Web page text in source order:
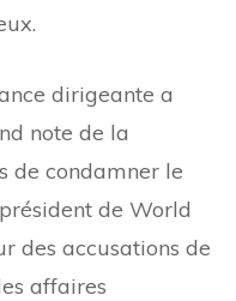
dirigeante a
note de la
de condamner le
de World
des accusations de
affaires